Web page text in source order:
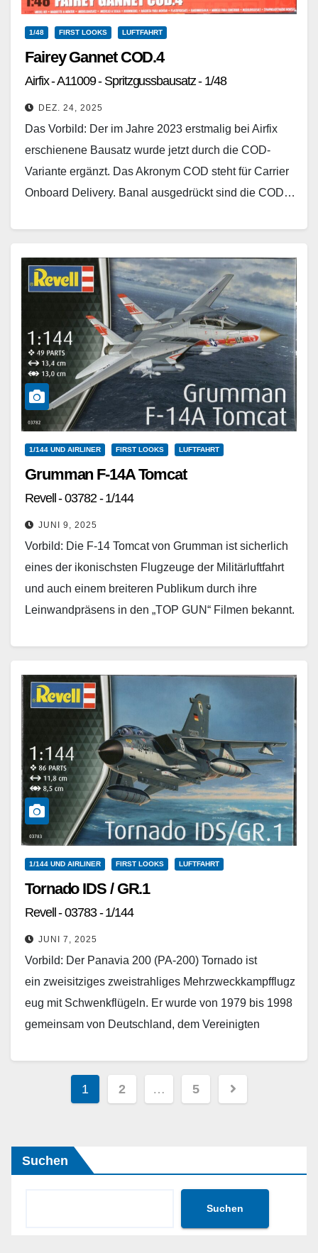
1/48 FIRST LOOKS LUFTFAHRT
Fairey Gannet COD.4
Airfix - A11009 - Spritzgussbausatz - 1/48
DEZ. 24, 2025
Das Vorbild: Der im Jahre 2023 erstmalig bei Airfix
erschienene Bausatz wurde jetzt durch die COD-
Variante ergänzt. Das Akronym COD steht für Carrier
Onboard Delivery. Banal ausgedrückt sind die COD…
1/144 UND AIRLINER FIRST LOOKS LUFTFAHRT
Grumman F-14A Tomcat
Revell - 03782 - 1/144
JUNI 9, 2025
Vorbild: Die F-14 Tomcat von Grumman ist sicherlich
eines der ikonischsten Flugzeuge der Militärluftfahrt
und auch einem breiteren Publikum durch ihre
Leinwandpräsens in den „TOP GUN“ Filmen bekannt.
1/144 UND AIRLINER FIRST LOOKS LUFTFAHRT
Tornado IDS / GR.1
Revell - 03783 - 1/144
JUNI 7, 2025
Vorbild: Der Panavia 200 (PA-200) Tornado ist
ein zweisitziges zweistrahliges Mehrzweckkampfflugz
eug mit Schwenkflügeln. Er wurde von 1979 bis 1998
gemeinsam von Deutschland, dem Vereinigten
Aircraft GmbH, einem Konsortium aus BAE-
Weiterlesen
Seitennummerierung
der
1 2 … 5
Suchen
Suchen